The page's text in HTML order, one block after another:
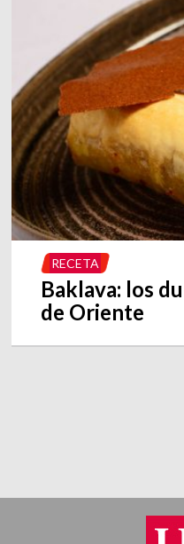
RECETA
Baklava: los
de Oriente